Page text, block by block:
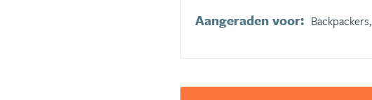
Aangeraden voor: Backpackers,